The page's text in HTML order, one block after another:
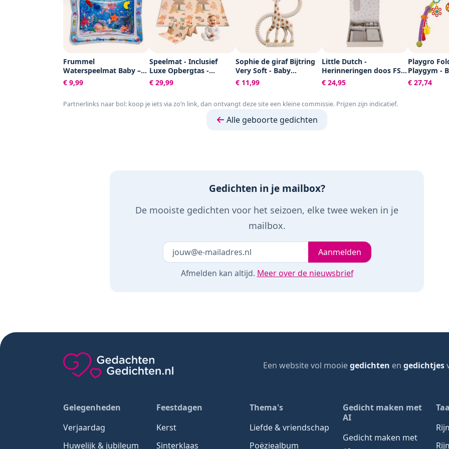
Frummel
Waterspeelmat Baby –
Watermat – Speelkleed –
Opblaasbaar –
Kraamcadeau - Octopus
€ 9,99
Speelmat - Inclusief
Luxe Opbergtas -
Dubbelzijdig -
Speelkleed - Speelmat
Speelmat Foam - 150 x
200 cm - Opvouwbaar -
Beige - Baby Speelgoed
€ 29,99
Sophie de giraf Bijtring
Very Soft - Baby
speelgoed -
Kraamcadeau -
100% Natuurlijk rubber -
In gerecyled
geschenkdoosje met
€ 11,99
Little Dutch -
Herinneringen doos FSC
- Baby Bunny
€ 24,95
Playgro
Playgym -
Speelgoed
€ 27,74
Partnerlinks naar bol: koop je iets via zo’n link, dan ontvangt deze site een kleine commissie. Prijzen zijn indicatief.
Alle geboorte gedichten
Gedichten in je mailbox?
De mooiste gedichten voor het seizoen, elke twee weken in je
mailbox.
Laat dit veld leeg Je e-mailadresAanmelden
Afmelden kan altijd. Meer over de nieuwsbrief
Een website vol mooiegedichten en gedichtjes
Gelegenheden
Verjaardag
Huwelijk & jubileum
Feestdagen
Kerst
Sinterklaas
Thema's
Liefde & vriendschap
Poëziealbum
Gedicht maken met
AI
Gedicht maken met